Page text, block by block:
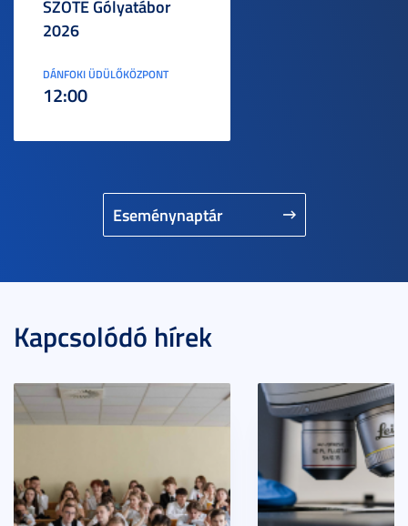
Eseménynaptár
SZOTE Gólyatábor
2026
DÁNFOKI ÜDÜLŐKÖZPONT
12:00
Kapcsolódó hírek